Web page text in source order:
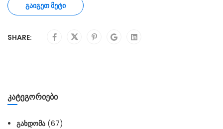
ᲒᲐᲘᲒᲔᲗ ᲛᲔᲢᲘ
SHARE:
ᲙᲐᲢᲔᲒᲝᲠᲘᲔᲑᲘ
ᲒᲐᲮᲓᲝᲛᲐ (67)